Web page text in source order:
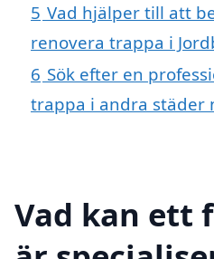
5 Vad hjälper till att
renovera trappa i
6 Sök efter en
trappa i andra städer
Vad kan ett